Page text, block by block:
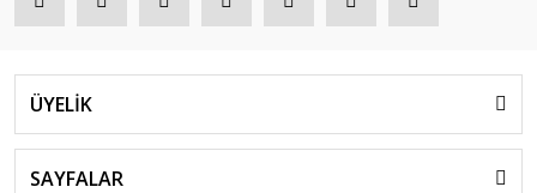
ÜYELİK
SAYFALAR